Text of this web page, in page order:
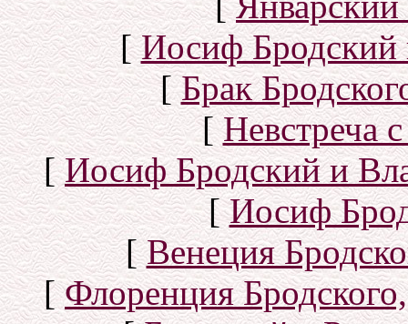
[Иосиф Бродский
[Брак
[Невстреча
[Иосиф Бродский и
[Иосиф
[Венеция
[Флоренция